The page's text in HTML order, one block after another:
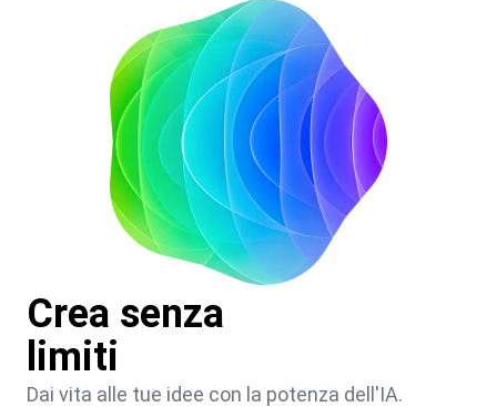
Crea senza
limiti
Dai vita alle tue idee con la potenza dell'IA.